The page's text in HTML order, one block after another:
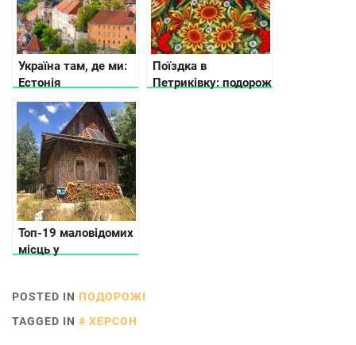
Україна там, де ми:
Естонія
Поїздка в
Петриківку: подорож
Топ-19 маловідомих
місць у
подивитися, куди
поїхати
POSTED IN ПОДОРОЖІ
TAGGED IN
ХЕРСОН